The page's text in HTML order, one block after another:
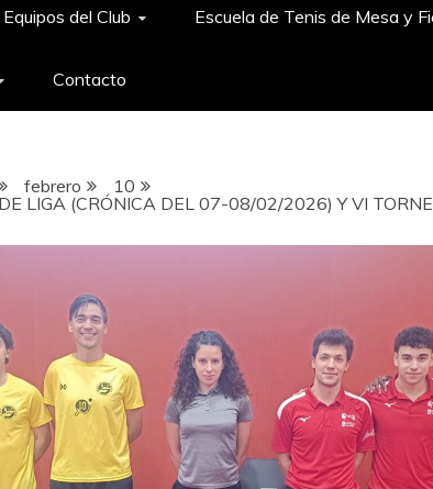
Equipos del Club Escuela de Tenis de Mesa y
Contacto
febrero
10
LIGA (CRÓNICA DEL 07-08/02/2026) Y VI